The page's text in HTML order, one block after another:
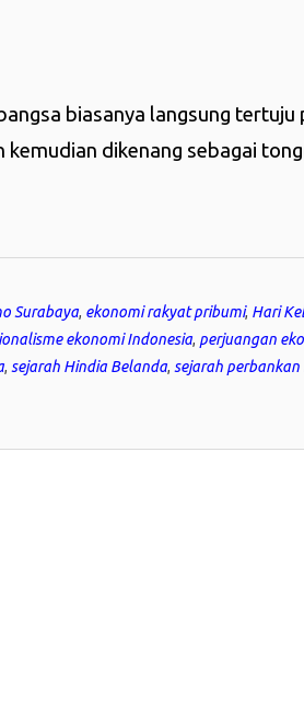
biasanya langsung
dikenang sebagai
Surabaya, ekonomi rakyat pribumi, Hari
ekonomi Indonesia, perjuangan
, sejarah Hindia Belanda, sejarah perbankan